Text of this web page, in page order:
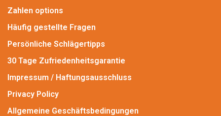
Zahlen options
Häufig gestellte Fragen
Persönliche Schlägertipps
30 Tage Zufriedenheitsgarantie
Impressum / Haftungsausschluss
Privacy Policy
Allgemeine Geschäftsbedingungen